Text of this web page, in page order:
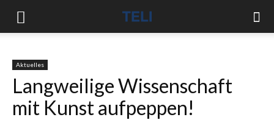
Aktuelles
Langweilige Wissenschaft
mit Kunst aufpeppen!